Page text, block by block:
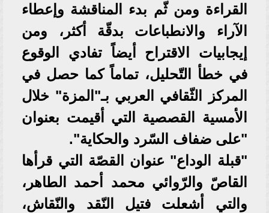
القراءة ومن ثّم بدء المناقشة وإعطاء
الآراء والانطباعات بدقّة أكثر، ومن
إيجابيات الاقتراح أيضاً تفادي الوقوع
في خطأ التّحليل، تماماً كما حصل في
المركز الثّقافي العربي بـ"المزة" خلال
الأمسية القصصية التي أقيمت بعنوان
"على ضفاف السّرد والحكاية".
"قبلة الوداع" عنوان القصّة التي قرأها
القاصّ والرّوائي محمد أحمد الطاهر،
والتي أشعلت فتيل النّقد والنّقاش،